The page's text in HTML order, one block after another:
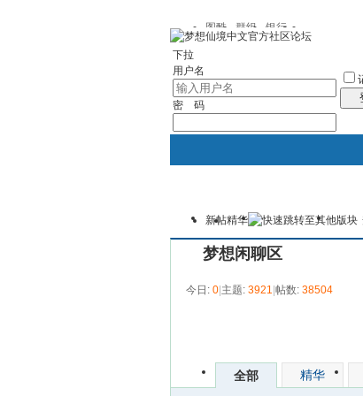
图酷 群组 银行
下拉
用户名
密 码
银行 群组聚合 我
新帖精华
梦想闲聊区
今日: 0|主题: 3921|帖数: 38504
全部 精华